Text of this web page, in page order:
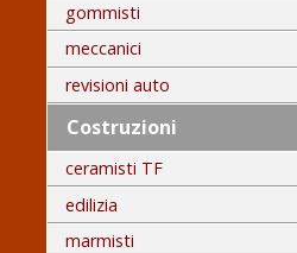
gommisti
meccanici
revisioni auto
Costruzioni
ceramisti TF
edilizia
marmisti